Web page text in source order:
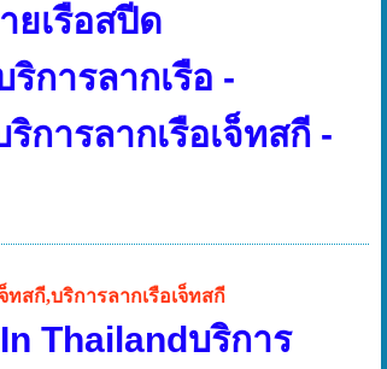
ยเรือสปีด
การลากเรือ -
การลากเรือเจ็ทสกี -
ทสกี,บริการลากเรือเจ็ทสกี
Thailandบริการ